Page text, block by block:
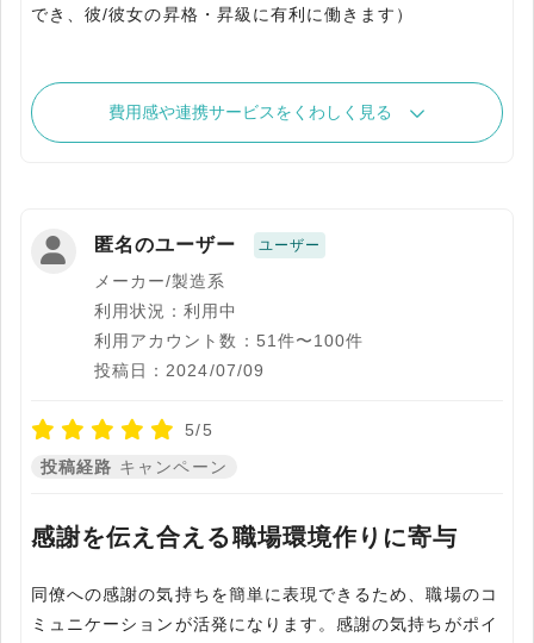
でき、彼/彼女の昇格・昇級に有利に働きます）
費用感や連携サービスをくわしく見る
匿名のユーザー ユーザー
メーカー/製造系
利用状況：利用中
利用アカウント数：51件〜100件
投稿日：2024/07/09
5/5
投稿経路 キャンペーン
感謝を伝え合える職場環境作りに寄与
同僚への感謝の気持ちを簡単に表現できるため、職場のコ
ミュニケーションが活発になります。感謝の気持ちがポイ